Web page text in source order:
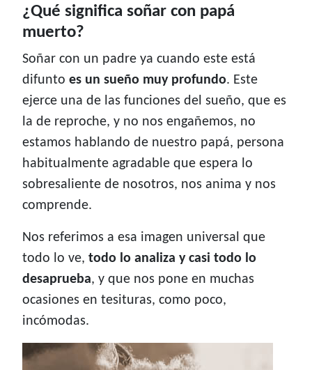
¿Qué significa soñar con papá
muerto?
Soñar con un padre ya cuando este está
difunto es un sueño muy profundo. Este
ejerce una de las funciones del sueño, que es
la de reproche, y no nos engañemos, no
estamos hablando de nuestro papá, persona
habitualmente agradable que espera lo
sobresaliente de nosotros, nos anima y nos
comprende.
Nos referimos a esa imagen universal que
todo lo ve, todo lo analiza y casi todo lo
desaprueba, y que nos pone en muchas
ocasiones en tesituras, como poco,
incómodas.